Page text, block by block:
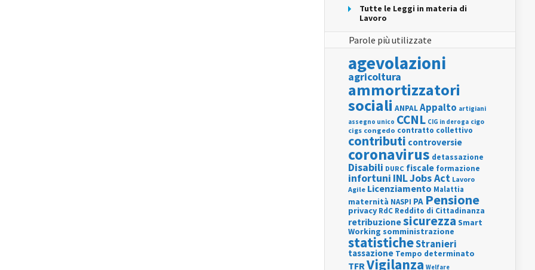
Tutte le Leggi in materia di
Lavoro
Parole più utilizzate
agevolazioni
agricoltura
ammortizzatori
sociali ANPALAppalto artigiani
assegno unico CCNL CIG in deroga cigo
cigs congedo contratto collettivo
contributi controversie
coronavirus detassazione
Disabili DURC fiscale formazione
infortuni INLJobs Act Lavoro
Agile Licenziamento Malattia
maternità NASPI PA Pensione
privacy RdC Reddito di Cittadinanza
retribuzionesicurezza Smart
Working somministrazione
statisticheStranieri
tassazione Tempo determinato
TFRVigilanza Welfare